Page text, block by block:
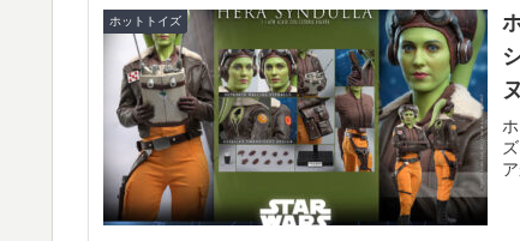
ホットトイズ